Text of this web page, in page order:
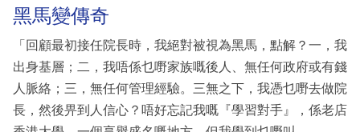
黑馬變傳奇
「回顧最初接任院長時，我絕對被視為黑馬，點解？一，我
出身基層；二，我唔係乜嘢家族嘅後人、無任何政府或有錢
人脈絡；三，無任何管理經驗。三無之下，我憑乜嘢去做院
長，然後畀到人信心？唔好忘記我嘅『學習對手』，係老店